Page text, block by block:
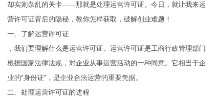
却实则杂乱的关卡——那就是处理运营许可证。今日，就让我来运
营许可证背后的隐秘，教你怎样获取，破解创业难题！
一、了解运营许可证
，我们要理解什么是运营许可证。运营许可证是工商行政管理部门
根据国家法律法规，对企业从事运营活动的一种同意。它相当于企
业的“身份证”，是企业合法运营的重要凭据。
二、处理运营许可证的进程